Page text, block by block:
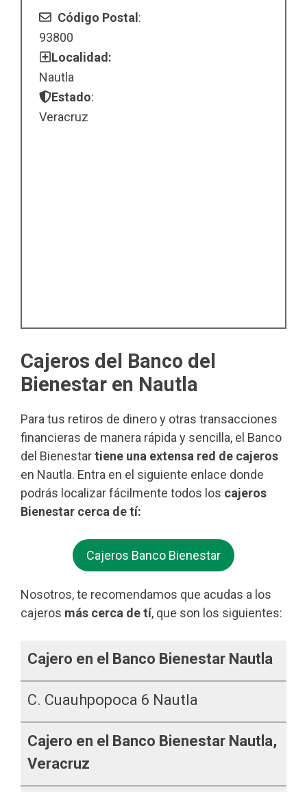
Código Postal:
93800
Localidad:
Nautla
Estado:
Veracruz
Cajeros del Banco del
Bienestar en Nautla
Para tus retiros de dinero y otras transacciones
financieras de manera rápida y sencilla, el Banco
del Bienestartiene una extensa red de cajeros
en Nautla. Entra en el siguiente enlace donde
podrás localizar fácilmente todos los cajeros
Bienestar cerca de tí:
Cajeros Banco Bienestar
Nosotros, te recomendamos que acudas a los
cajeros más cerca de tí, que son los siguientes:
Cajero en el Banco Bienestar Nautla
C. Cuauhpopoca 6 Nautla
Cajero en el Banco Bienestar Nautla,
Veracruz